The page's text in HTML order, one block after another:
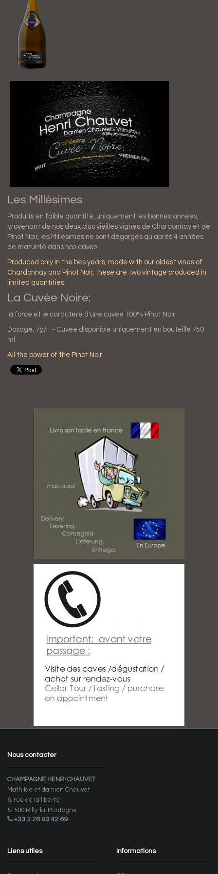
Les Millésimes
Produits en faible quantité, uniquement les bonnes années,
provenant de nos deux plus vieilles vignes de Chardonnay et de
Pinot Noir, les Millésimes ne sont dégorgés qu'après 4 années
de maturité dans nos caves.
Produced only in the bes years, made with our oldest vines of
Chardonnay and Pinot Noir, these are two vintage produced in
limited quantities.
La Cuvée Noire:
la force et le caractère d'une cuvée 100% Pinot Noir
Dosage: 7g/l - Cuvée disponible uniquement en bouteille 750
ml
All the power of the Pinot Noir
Nous contacter
CHAMPAGNE HENRI CHAUVET
Mathilde et damien Chauvet
6, rue de la liberté
51500 Rilly-la-Montagne
+33 3 26 03 42 69
Liens utiles Informations